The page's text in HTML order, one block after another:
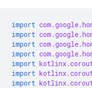
import
import
import
import
import
import
import